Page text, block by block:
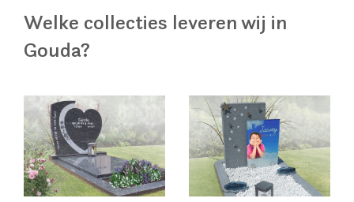
Welke collecties leveren wij in
Gouda?